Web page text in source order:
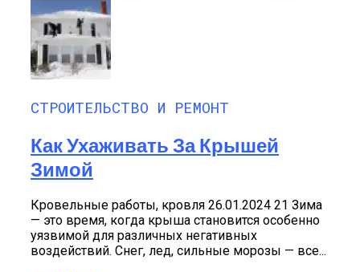
СТРОИТЕЛЬСТВО И РЕМОНТ
Как Ухаживать За Крышей
Зимой
Кровельные работы, кровля 26.01.2024 21 Зима
— это время, когда крыша становится особенно
уязвимой для различных негативных
воздействий. Снег, лед, сильные морозы — все...